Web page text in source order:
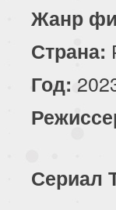
Жанр
Страна:
Год:
Сериал